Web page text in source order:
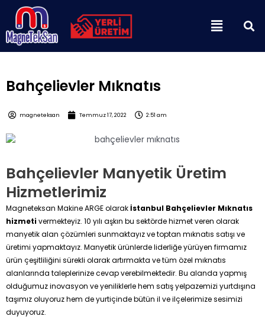
İçeriğe
Menu
Bahçelievler Mıknatıs
magneteksan Temmuz 17, 2022 2:51 am
Bahçelievler Manyetik Üretim
Hizmetlerimiz
Magneteksan Makine ARGE olarakİstanbul Bahçelievler Mıknatıs
hizmetivermekteyiz. 10 yılı aşkın bu sektörde hizmet veren olarak
manyetik alan çözümleri sunmaktayız ve toptan mıknatıs satışı ve
üretimi yapmaktayız. Manyetik ürünlerde liderliğe yürüyen firmamız
ürün çeşitliliğini sürekli olarak artırmakta ve tüm özel mıknatıs
alanlarında taleplerinize cevap verebilmektedir. Bu alanda yapmış
olduğumuz inovasyon ve yeniliklerle hem satış yelpazemizi yurtdışına
taşımız oluyoruz hem de yurtiçinde bütün il ve ilçelerimize sesimizi
duyuyoruz.